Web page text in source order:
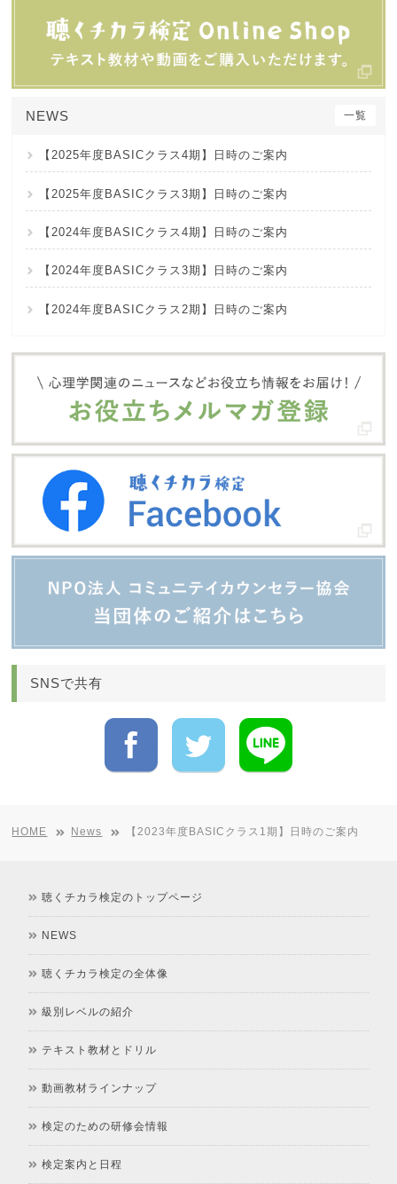
NEWS 一覧
【2025年度BASICクラス4期】日時のご案内
【2025年度BASICクラス3期】日時のご案内
【2024年度BASICクラス4期】日時のご案内
【2024年度BASICクラス3期】日時のご案内
【2024年度BASICクラス2期】日時のご案内
SNSで共有
HOME News 【2023年度BASICクラス1期】日時のご案内
聴くチカラ検定のトップページ
NEWS
聴くチカラ検定の全体像
級別レベルの紹介
テキスト教材とドリル
動画教材ラインナップ
検定のための研修会情報
検定案内と日程